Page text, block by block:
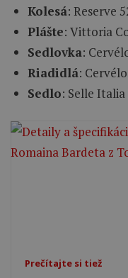
Kolesá: Reserve
Plášte: Vittoria
Sedlovka:
Riadidlá:
Sedlo: Selle
Prečítajte si tiež